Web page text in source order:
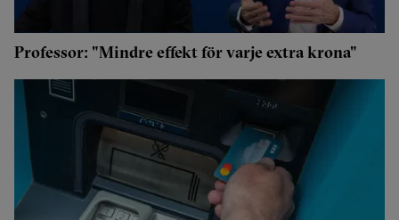
Professor: "Mindre effekt för varje extra krona"